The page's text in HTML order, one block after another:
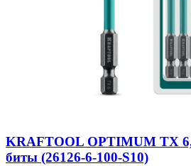
KRAFTOOL OPTIMUM TX
биты (26126-6-100-S10)